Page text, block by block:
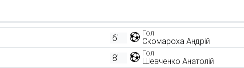
6' Гол
Скомароха Андрій
8' Гол
Шевченко Анатолій